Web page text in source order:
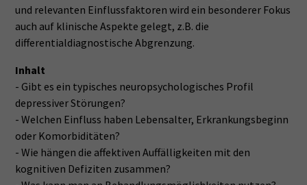
und relevanten Einflussfaktoren wird ein besonderer Fokus
auch auf klinische Aspekte gelegt, z.B. die
differentialdiagnostische Abgrenzung.
Inhalt
- Gibt es ein typisches neuropsychologisches Profil
depressiver Störungen?
- Welchen Einfluss haben Lebensalter, Erkrankungsbeginn
oder Komorbiditäten?
- Wie hängen die affektiven Auffälligkeiten mit den
kognitiven Defiziten zusammen?